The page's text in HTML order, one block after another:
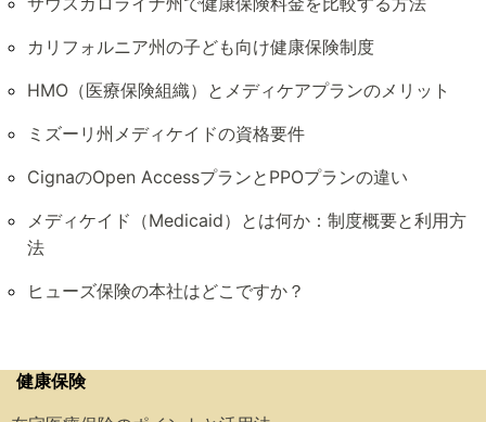
カリフォルニア州の子ども向け健康保険制度
HMO（医療保険組織）とメディケアプランのメリット
ミズーリ州メディケイドの資格要件
CignaのOpen AccessプランとPPOプランの違い
メディケイド（Medicaid）とは何か：制度概要と利用方
法
ヒューズ保険の本社はどこですか？
健康保険